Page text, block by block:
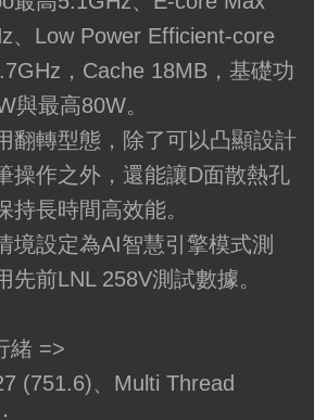
、Low Power Efficient-core
，Cache 18MB，基礎功
與最高80W。
翻轉型態，除了可以凸顯設計
操作之外，還能讓D面散熱孔
持長時間高效能。
境設定為AI智慧引擎模式測
先前LNL 258V測試數據。
緒 =>
(751.6)、Multi Thread